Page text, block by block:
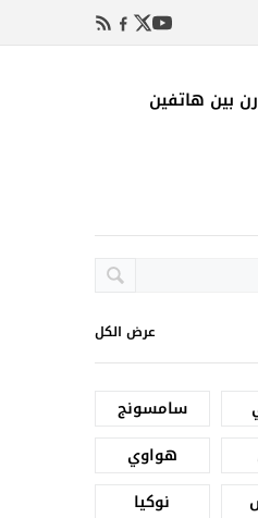
بين هاتفين
عرض الكل
سامسونج
هواوي
نوكيا